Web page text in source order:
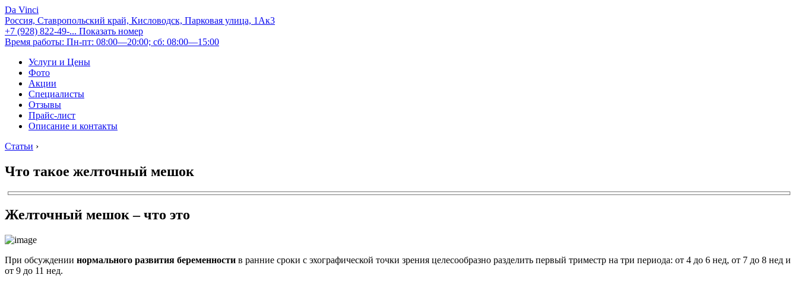
Da Vinci
Россия, Ставропольский край, Кисловодск, Парковая улица, 1Ак3
+7 (928) 822-49-... Показать номер
Время работы: Пн-пт: 08:00—20:00; сб: 08:00—15:00
Услуги и Цены
Фото
Акции
Специалисты
Отзывы
Прайс-лист
Описание и контакты
Статьи ›
Что такое желточный мешок
Желточный мешок – что это
При обсуждении нормального развития беременности в ранние сроки с эхографической точки зрения целесообразно разделить первый триместр на три периода: от 4 до 6 нед, от 7 до 8 нед и
от 9 до 11 нед.